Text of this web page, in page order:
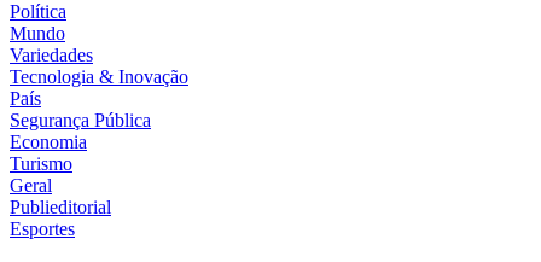
Política
Mundo
Variedades
Tecnologia & Inovação
País
Segurança Pública
Economia
Turismo
Geral
Publieditorial
Esportes